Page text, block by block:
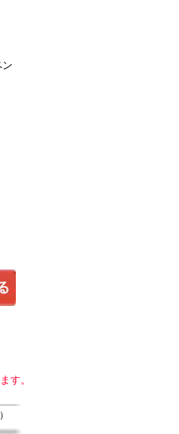
す。
）